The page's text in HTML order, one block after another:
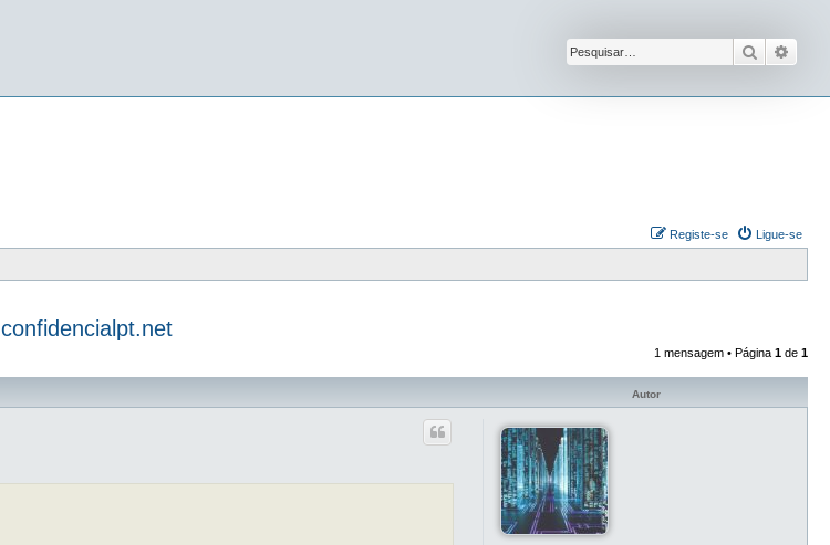
Pesquisar
Ligue-se
Registe-se
confidencialpt.net
1 mensagem • Página 1 de 1
Autor